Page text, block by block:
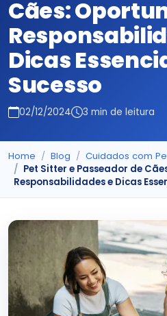
Cães:
Dicas
Sucesso
02/12/2024 3 min de leitura
Home Blog
Cuidados com
Pet Sitter e Passeador de
Responsabilidades e Dicas